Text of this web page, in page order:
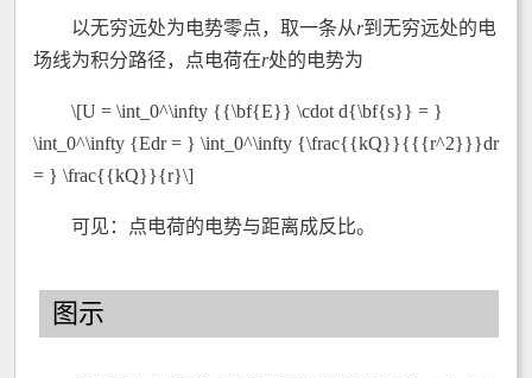
以无穷远处为电势零点，取一条从r到无穷远处的电
场线为积分路径，点电荷在r处的电势为
\[U = \int_0^\infty {{\bf{E}} \cdot d{\bf{s}} = }
\int_0^\infty {Edr = } \int_0^\infty {\frac{{kQ}}{{{r^2}}}dr
= } \frac{{kQ}}{r}\]
可见：点电荷的电势与距离成反比。
图示